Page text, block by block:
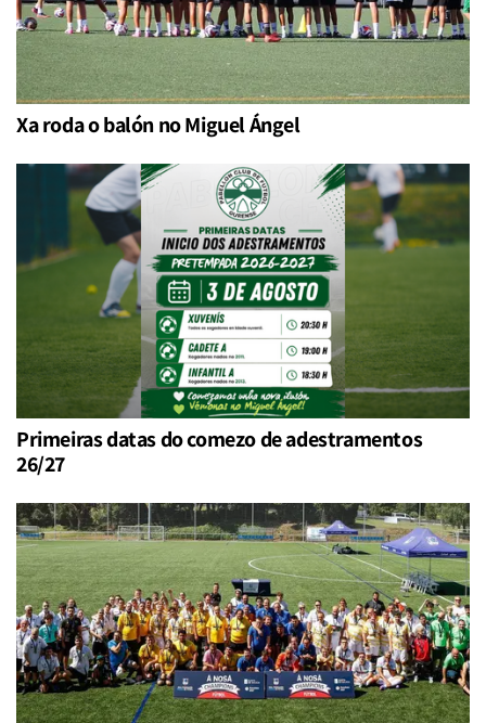
Xa roda o balón no Miguel Ángel
Primeiras datas do comezo de adestramentos
26/27